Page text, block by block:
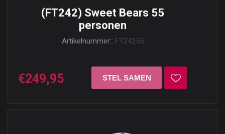
(FT242) Sweet Bears 55
personen
Artikelnummer:: FT24255
€249,95